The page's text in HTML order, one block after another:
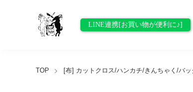
LINE連携[お買い物が便利に♪]
TOP [布] カットクロス/ハンカチ/きんちゃく/バ